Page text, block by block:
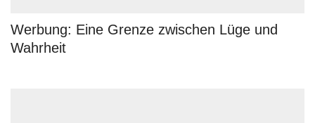
Werbung: Eine Grenze zwischen Lüge und
Wahrheit